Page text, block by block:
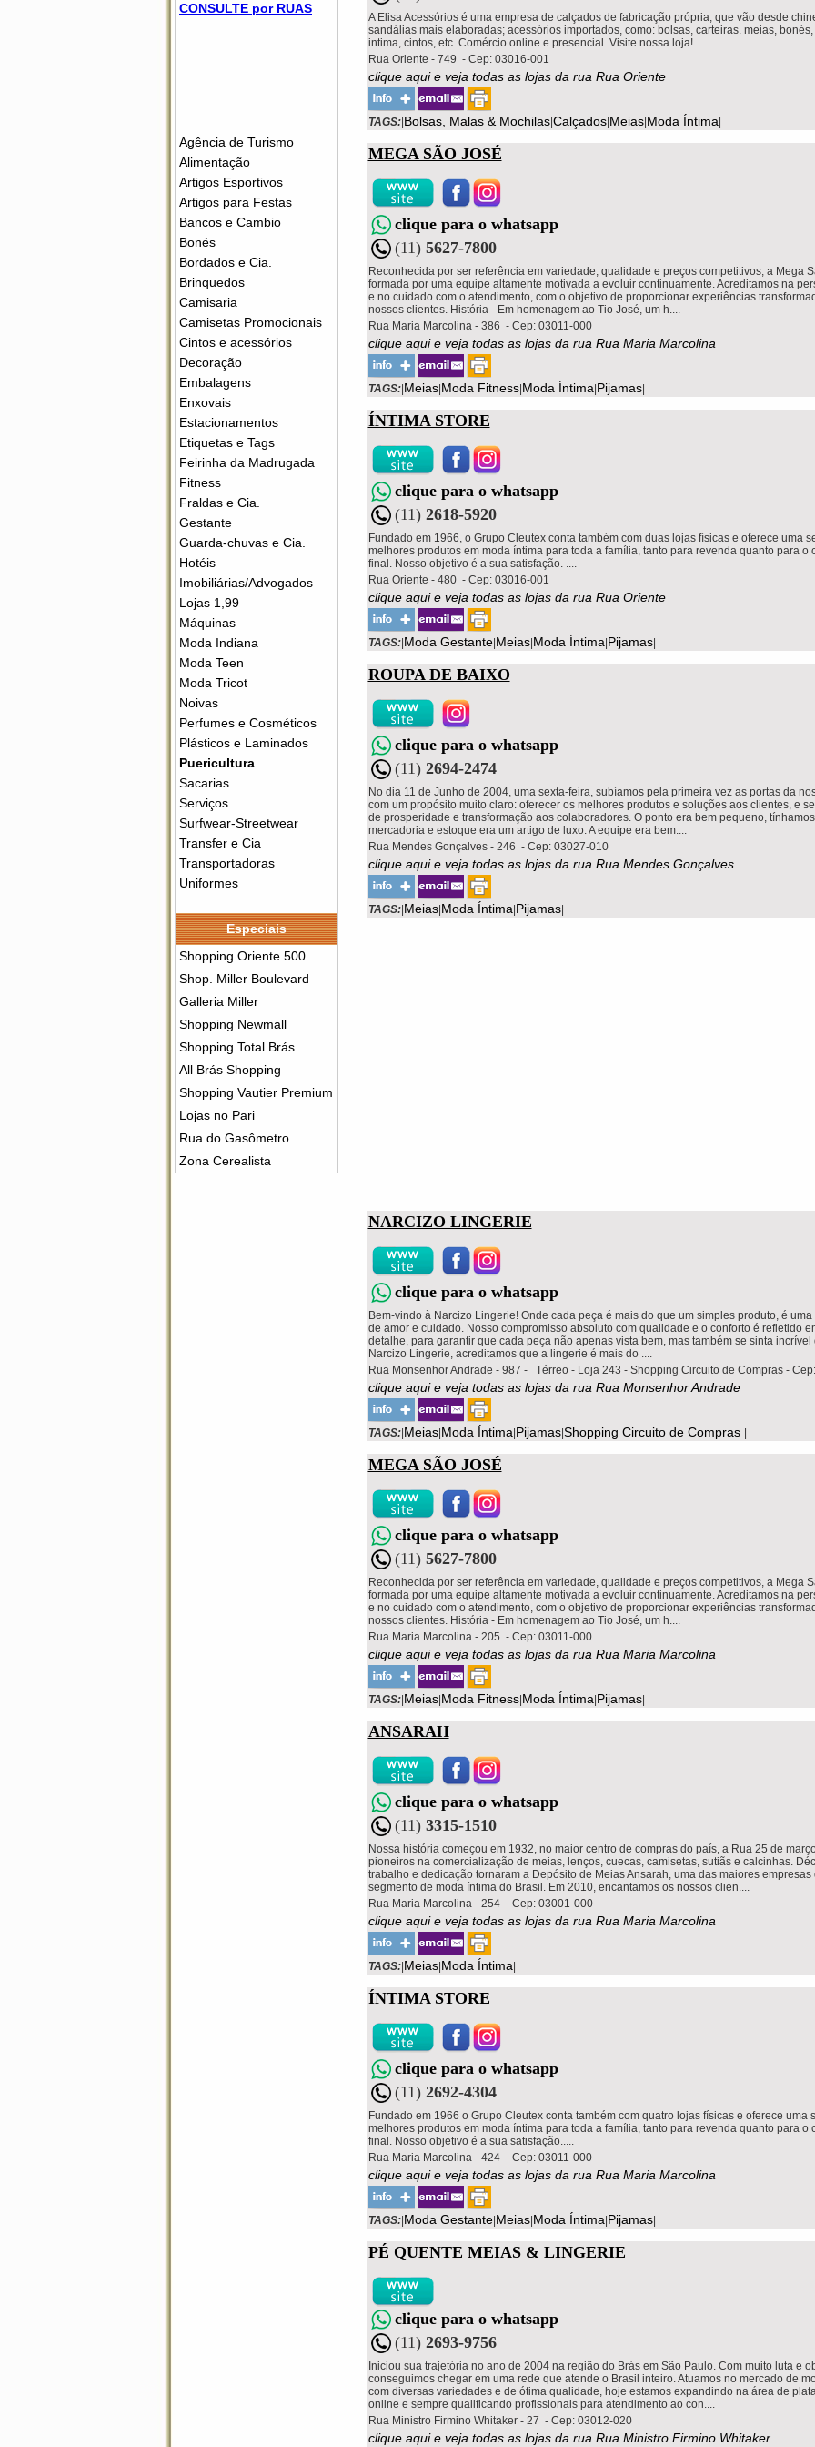
CONSULTE por RUAS
Agência de Turismo
Alimentação
Artigos Esportivos
Artigos para Festas
Bancos e Cambio
Bonés
Bordados e Cia.
Brinquedos
Camisaria
Camisetas Promocionais
Cintos e acessórios
Decoração
Embalagens
Enxovais
Estacionamentos
Etiquetas e Tags
Feirinha da Madrugada
Fitness
Fraldas e Cia.
Gestante
Guarda-chuvas e Cia.
Hotéis
Imobiliárias/Advogados
Lojas 1,99
Máquinas
Moda Indiana
Moda Teen
Moda Tricot
Noivas
Perfumes e Cosméticos
Plásticos e Laminados
Puericultura
Sacarias
Serviços
Surfwear-Streetwear
Transfer e Cia
Transportadoras
Uniformes
Especiais
Shopping Oriente 500
Shop. Miller Boulevard
Galleria Miller
Shopping Newmall
Shopping Total Brás
All Brás Shopping
Shopping Vautier Premium
Lojas no Pari
Rua do Gasômetro
Zona Cerealista
A Elisa Acessórios é uma empresa de calçados de fabricação própria; que vão desde
sandálias mais elaboradas; acessórios importados, como: bolsas, carteiras. meias,
intima, cintos, etc. Comércio online e presencial. Visite nossa loja!....
Rua Oriente - 749 - Cep: 03016-001
clique aqui e veja todas as lojas da rua Rua Oriente
TAGS:| Bolsas, Malas & Mochilas| Calçados| Meias| Moda Íntima|
MEGA SÃO JOSÉ
clique para o whatsapp
(11) 5627-7800
Reconhecida por ser referência em variedade, qualidade e preços competitivos, a Mega
formada por uma equipe altamente motivada a evoluir continuamente. Acreditamos na
e no cuidado com o atendimento, com o objetivo de proporcionar experiências
nossos clientes. História - Em homenagem ao Tio José, um h....
Rua Maria Marcolina - 386 - Cep: 03011-000
clique aqui e veja todas as lojas da rua Rua Maria Marcolina
TAGS:| Meias| Moda Fitness| Moda Íntima| Pijamas|
ÍNTIMA STORE
clique para o whatsapp
(11) 2618-5920
Fundado em 1966, o Grupo Cleutex conta também com duas lojas físicas e oferece uma
melhores produtos em moda íntima para toda a família, tanto para revenda quanto para o
final. Nosso objetivo é a sua satisfação. ....
Rua Oriente - 480 - Cep: 03016-001
clique aqui e veja todas as lojas da rua Rua Oriente
TAGS:| Moda Gestante| Meias| Moda Íntima| Pijamas|
ROUPA DE BAIXO
clique para o whatsapp
(11) 2694-2474
No dia 11 de Junho de 2004, uma sexta-feira, subíamos pela primeira vez as portas da
com um propósito muito claro: oferecer os melhores produtos e soluções aos clientes, e
de prosperidade e transformação aos colaboradores. O ponto era bem pequeno,
mercadoria e estoque era um artigo de luxo. A equipe era bem....
Rua Mendes Gonçalves - 246 - Cep: 03027-010
clique aqui e veja todas as lojas da rua Rua Mendes Gonçalves
TAGS:| Meias| Moda Íntima| Pijamas|
NARCIZO LINGERIE
clique para o whatsapp
Bem-vindo à Narcizo Lingerie! Onde cada peça é mais do que um simples produto, é
de amor e cuidado. Nosso compromisso absoluto com qualidade e o conforto é refletido
detalhe, para garantir que cada peça não apenas vista bem, mas também se sinta incrível
Narcizo Lingerie, acreditamos que a lingerie é mais do ....
Rua Monsenhor Andrade - 987 - Térreo - Loja 243 - Shopping Circuito de Compras -
clique aqui e veja todas as lojas da rua Rua Monsenhor Andrade
TAGS:| Meias| Moda Íntima| Pijamas| Shopping Circuito de Compras
MEGA SÃO JOSÉ
clique para o whatsapp
(11) 5627-7800
Reconhecida por ser referência em variedade, qualidade e preços competitivos, a Mega
formada por uma equipe altamente motivada a evoluir continuamente. Acreditamos na
e no cuidado com o atendimento, com o objetivo de proporcionar experiências
nossos clientes. História - Em homenagem ao Tio José, um h....
Rua Maria Marcolina - 205 - Cep: 03011-000
clique aqui e veja todas as lojas da rua Rua Maria Marcolina
TAGS:| Meias| Moda Fitness| Moda Íntima| Pijamas|
ANSARAH
clique para o whatsapp
(11) 3315-1510
Nossa história começou em 1932, no maior centro de compras do país, a Rua 25 de
pioneiros na comercialização de meias, lenços, cuecas, camisetas, sutiãs e calcinhas.
trabalho e dedicação tornaram a Depósito de Meias Ansarah, uma das maiores empresas
segmento de moda íntima do Brasil. Em 2010, encantamos os nossos clien....
Rua Maria Marcolina - 254 - Cep: 03001-000
clique aqui e veja todas as lojas da rua Rua Maria Marcolina
TAGS:| Meias| Moda Íntima|
ÍNTIMA STORE
clique para o whatsapp
(11) 2692-4304
Fundado em 1966 o Grupo Cleutex conta também com quatro lojas físicas e oferece uma
melhores produtos em moda íntima para toda a família, tanto para revenda quanto para o
final. Nosso objetivo é a sua satisfação.....
Rua Maria Marcolina - 424 - Cep: 03011-000
clique aqui e veja todas as lojas da rua Rua Maria Marcolina
TAGS:| Moda Gestante| Meias| Moda Íntima| Pijamas|
PÉ QUENTE MEIAS & LINGERIE
clique para o whatsapp
(11) 2693-9756
Iniciou sua trajetória no ano de 2004 na região do Brás em São Paulo. Com muito luta e
conseguimos chegar em uma rede que atende o Brasil inteiro. Atuamos no mercado de
com diversas variedades e de ótima qualidade, hoje estamos expandindo na área de
online e sempre qualificando profissionais para atendimento ao con....
Rua Ministro Firmino Whitaker - 27 - Cep: 03012-020
clique aqui e veja todas as lojas da rua Rua Ministro Firmino Whitaker